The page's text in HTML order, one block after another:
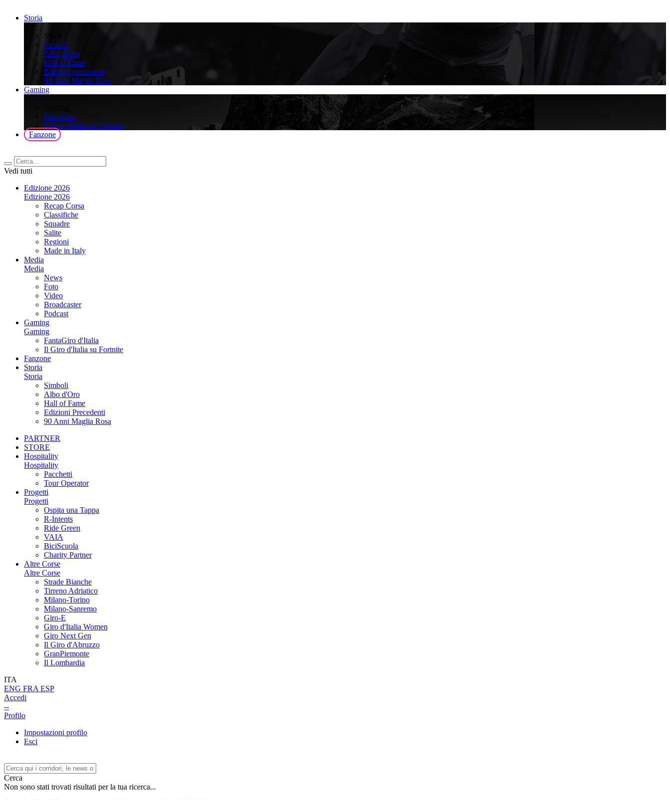
Storia
Storia
Simboli
Albo d'Oro
Hall of Fame
Edizioni precedenti
90 Anni Maglia Rosa
Gaming
FantaGiro
ll Giro d'Italia su Fortnite
Fanzone
Vedi tutti
Edizione 2026
Edizione 2026
Recap Corsa
Classifiche
Squadre
Salite
Regioni
Made in Italy
Media
Media
News
Foto
Video
Broadcaster
Podcast
Gaming
Gaming
FantaGiro d'Italia
Il Giro d'Italia su Fortnite
Fanzone
Storia
Storia
Simboli
Albo d'Oro
Hall of Fame
Edizioni Precedenti
90 Anni Maglia Rosa
PARTNER
STORE
Hospitality
Hospitality
Pacchetti
Tour Operator
Progetti
Progetti
Ospita una Tappa
R-Intents
Ride Green
VAIA
BiciScuola
Charity Partner
Altre Corse
Altre Corse
Strade Bianche
Tirreno Adriatico
Milano-Torino
Milano-Sanremo
Giro-E
Giro d'Italia Women
Giro Next Gen
Il Giro d'Abruzzo
GranPiemonte
Il Lombardia
ITA
ENG FRA ESP
Accedi
--
Profilo
Impostazioni profilo
Esci
Cerca
Non sono stati trovati risultati per la tua ricerca...